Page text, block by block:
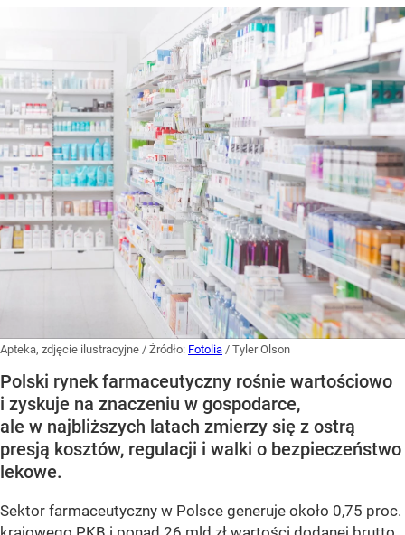
Apteka, zdjęcie ilustracyjne / Źródło: Fotolia / Tyler Olson
Polski rynek farmaceutyczny rośnie wartościowo
i zyskuje na znaczeniu w gospodarce,
ale w najbliższych latach zmierzy się z ostrą
presją kosztów, regulacji i walki o bezpieczeństwo
lekowe.
Sektor farmaceutyczny w Polsce generuje około 0,75 proc.